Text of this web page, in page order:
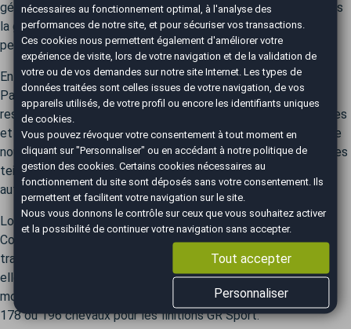
génération (2006-2013) a consolidé la place de la Corolla dans
la gamme Toyota en introduisant des motorisations plus
performantes et des technologies avancées.
En 2018, la douzième génération a été dévoilée au Salon de
Paris, marquant l’abandon de la dénomination "Auris". Un
restylage en juin 2022 a apporté des améliorations esthétiques
et technologiques, notamment une calandre à motif maillé, de
nouveaux enjoliveurs d’antibrouillards, des jantes revisitées, des
teintes inédites et des phares bi-LED avec feux de route
automatiques pour les versions supérieures.
Longtemps disponible en motorisations essence et diesel, la
Corolla a adopté l’hybride dès la dixième génération, une
transition qui a largement contribué à son succès. Aujourd’hui,
elle est exclusivement proposée en version hybride, avec un
moteur 1.8L de 140 chevaux et un moteur 2.0L développant
178 ou 196 chevaux pour les finitions GR Sport.
nécessaires au fonctionnement optimal, à l'analyse des
performances de notre site, et pour sécuriser vos transactions.
Ces cookies nous permettent également d'améliorer votre
expérience de visite, lors de votre navigation et de la validation de
votre ou de vos demandes sur notre site Internet. Les types de
données traitées sont celles issues de votre navigation, de vos
appareils utilisés, de votre profil ou encore les identifiants uniques
de cookies.
Vous pouvez révoquer votre consentement à tout moment en
cliquant sur "Personnaliser" ou en accédant à notrepolitique de
gestion des cookies . Certains cookies nécessaires au
fonctionnement du site sont déposés sans votre consentement. Ils
permettent et facilitent votre navigation sur le site.
Nous vous donnons le contrôle sur ceux que vous souhaitez activer
et la possibilité de continuer votre navigation sans accepter.
Tout accepter
Personnaliser